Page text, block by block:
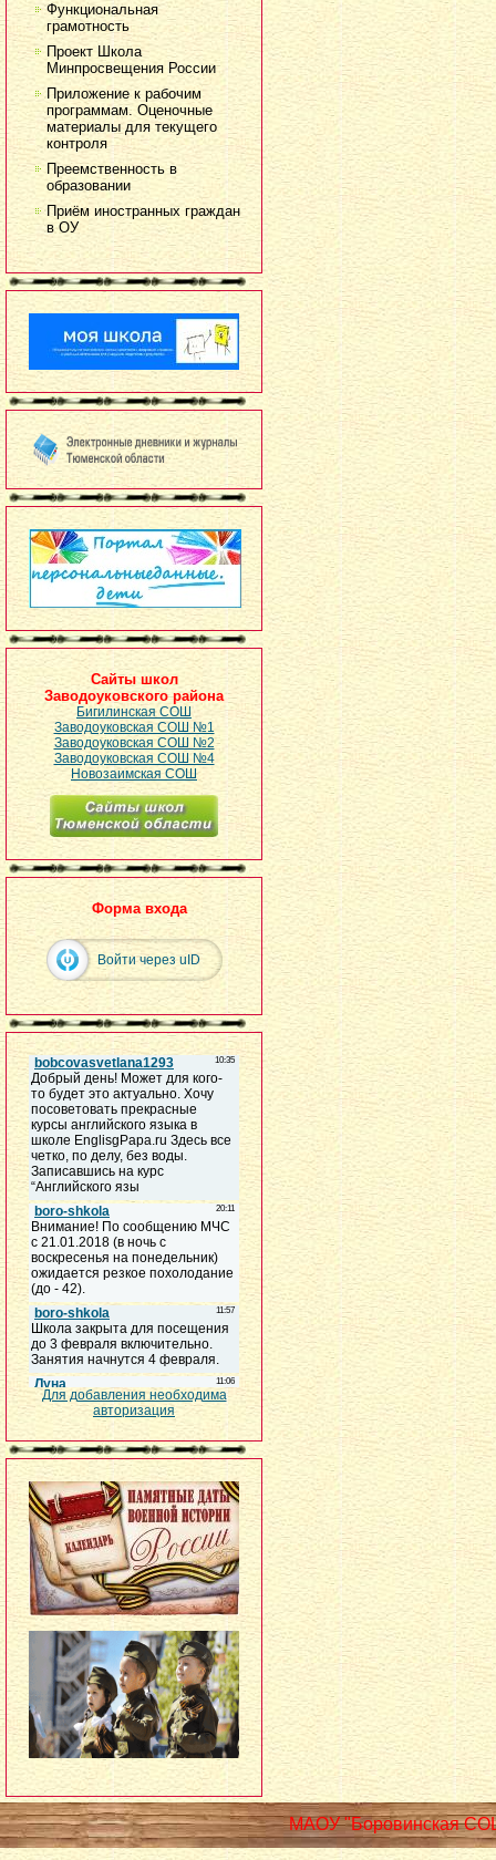
Функциональная
грамотность
Проект Школа
Минпросвещения России
Приложение к рабочим
программам. Оценочные
материалы для текущего
контроля
Преемственность в
образовании
Приём иностранных граждан
в ОУ
Сайты школ
Заводоуковского района
Бигилинская СОШ
Заводоуковская СОШ №1
Заводоуковская СОШ №2
Заводоуковская СОШ №4
Новозаимская СОШ
Форма входа
Войти через uID
Для добавления необходима
авторизация
МАОУ "Боровинская